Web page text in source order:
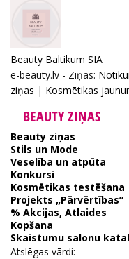
Beauty Baltikum SIA
e-beauty.lv - Ziņas:
ziņas | Kosmētikas
BEAUTY ZIŅAS
Beauty ziņas
Stils un Mode
Veselība un atpūta
Konkursi
Kosmētikas testēšana
Projekts „Pārvērtības”
% Akcijas, Atlaides
Kopšana
Skaistumu salonu
Atslēgas vārdi: